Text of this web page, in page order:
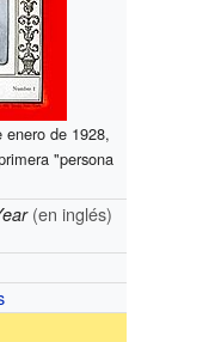
de 1928,
"persona
(en inglés)